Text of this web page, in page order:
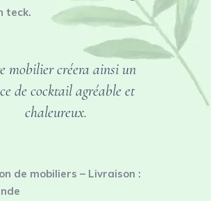
teck.
mobilier créera ainsi un
de cocktail agréable et
chaleureux.
de mobiliers – Livraison :